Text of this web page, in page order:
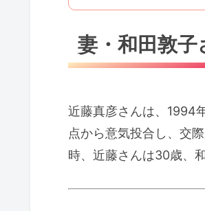
妻・和田敦
近藤真彦さんは、1994
点から意気投合し、交
時、近藤さんは30歳、